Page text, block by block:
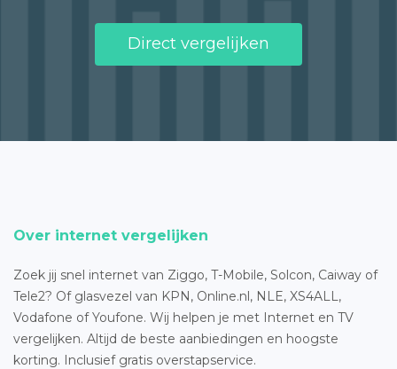
Direct vergelijken
Over internet vergelijken
Zoek jij snel internet van Ziggo, T-Mobile, Solcon, Caiway of
Tele2? Of glasvezel van KPN, Online.nl, NLE, XS4ALL,
Vodafone of Youfone. Wij helpen je met Internet en TV
vergelijken. Altijd de beste aanbiedingen en hoogste
korting. Inclusief gratis overstapservice.